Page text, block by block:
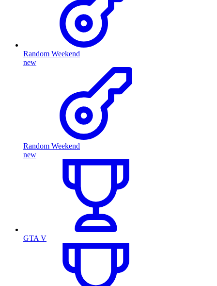
Random Weekend
new
Random Weekend
new
GTA V